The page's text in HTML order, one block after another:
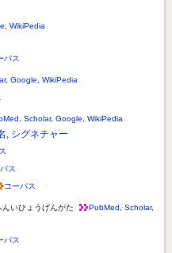
WikiPedia
パス
, Google WikiPedia
Scholar, Google WikiPedia
, シグネチャー
ス
コーパス
いひょうげんがた PubMed Scholar,
パス